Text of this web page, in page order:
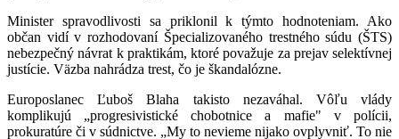
Minister spravodlivosti sa priklonil k týmto hodnoteniam. Ako
občan vidí v rozhodovaní Špecializovaného trestného súdu (ŠTS)
nebezpečný návrat k praktikám, ktoré považuje za prejav selektívnej
justície. Väzba nahrádza trest, čo je škandalózne.
Europoslanec Ľuboš Blaha takisto nezaváhal. Vôľu vlády
komplikujú „progresivistické chobotnice a mafie" v polícii,
prokuratúre či v súdnictve. „My to nevieme nijako ovplyvniť. To nie